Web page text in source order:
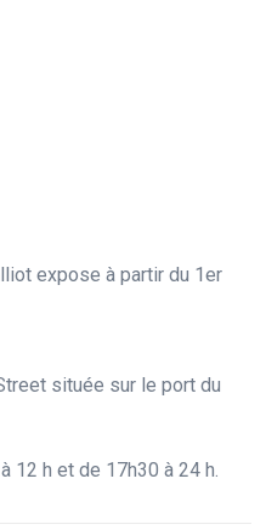
expose à partir du 1er
située sur le port du
12 h et de 17h30 à 24 h.